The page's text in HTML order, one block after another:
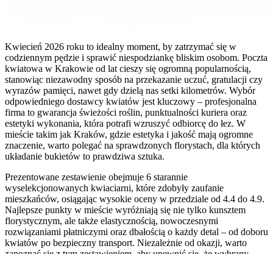
Kwiecień 2026 roku to idealny moment, by zatrzymać się w
codziennym pędzie i sprawić niespodziankę bliskim osobom. Poczta
kwiatowa w Krakowie od lat cieszy się ogromną popularnością,
stanowiąc niezawodny sposób na przekazanie uczuć, gratulacji czy
wyrazów pamięci, nawet gdy dzielą nas setki kilometrów. Wybór
odpowiedniego dostawcy kwiatów jest kluczowy – profesjonalna
firma to gwarancja świeżości roślin, punktualności kuriera oraz
estetyki wykonania, która potrafi wzruszyć odbiorcę do łez. W
mieście takim jak Kraków, gdzie estetyka i jakość mają ogromne
znaczenie, warto polegać na sprawdzonych florystach, dla których
układanie bukietów to prawdziwa sztuka.
Prezentowane zestawienie obejmuje 6 starannie
wyselekcjonowanych kwiaciarni, które zdobyły zaufanie
mieszkańców, osiągając wysokie oceny w przedziale od 4.4 do 4.9.
Najlepsze punkty w mieście wyróżniają się nie tylko kunsztem
florystycznym, ale także elastycznością, nowoczesnymi
rozwiązaniami płatniczymi oraz dbałością o każdy detal – od doboru
kwiatów po bezpieczny transport. Niezależnie od okazji, warto